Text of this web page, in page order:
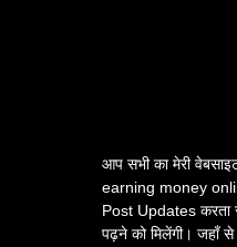
आप सभी का मेरी
earning money
Post Updates करता
पढ़ने को मिलेंगी। जहाँ